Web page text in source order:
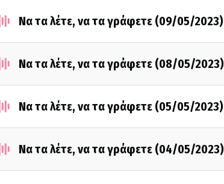
Να τα λέτε, να τα γράφετε (09/05/2023)
Να τα λέτε, να τα γράφετε (08/05/2023)
Να τα λέτε, να τα γράφετε (05/05/2023)
Να τα λέτε, να τα γράφετε (04/05/2023)